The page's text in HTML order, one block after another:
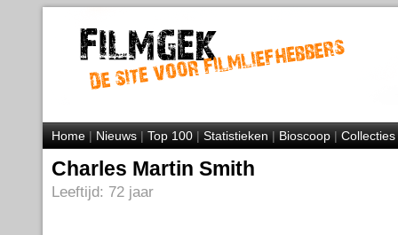
Home|Nieuws|Top 100|Statistieken|Bioscoop|Collecties
Charles Martin Smith
Leeftijd: 72 jaar